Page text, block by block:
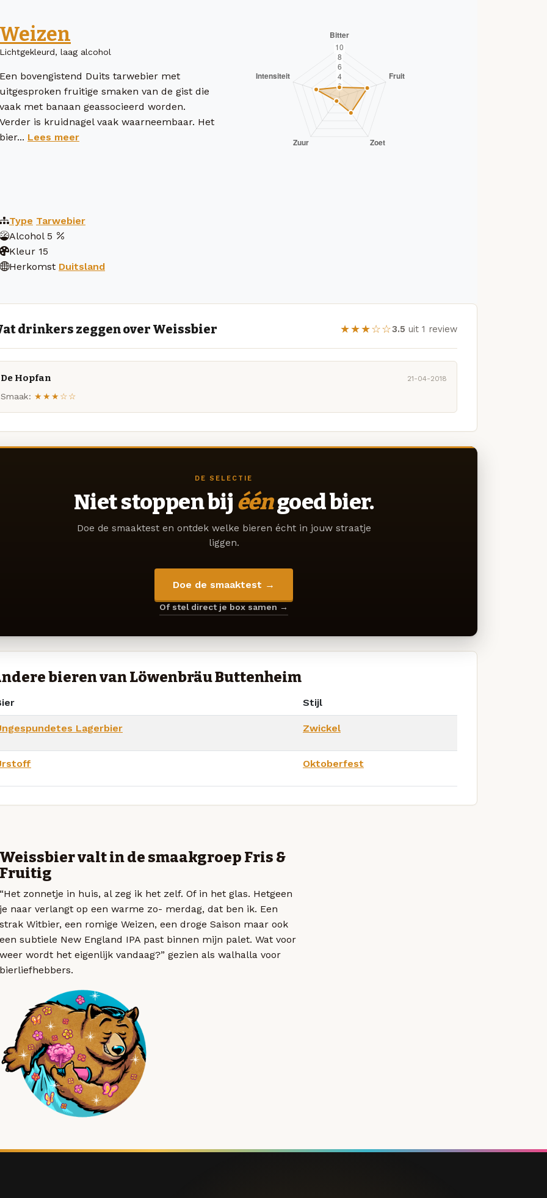
Weizen
Lichtgekleurd, laag alcohol
Een bovengistend Duits tarwebier met
uitgesproken fruitige smaken van de gist die
vaak met banaan geassocieerd worden.
Verder is kruidnagel vaak waarneembaar. Het
bier... Lees meer
Type Tarwebier
Alcohol 5
Kleur 15
Herkomst Duitsland
drinkers zeggen over Weissbier ★★★☆☆3.5 uit 1 review
De Hopfan 21-04-2018
Smaak: ★★★☆☆
DE SELECTIE
Niet stoppen bij ééngoed bier.
Doe de smaaktest en ontdek welke bieren écht in jouw straatje
liggen.
Doe de smaaktest →
Of stel direct je box samen →
bieren van Löwenbräu Buttenheim
Stijl
Lagerbier Zwickel
Oktoberfest
Weissbier valt in de smaakgroep Fris &
Fruitig
“Het zonnetje in huis, al zeg ik het zelf. Of in het glas. Hetgeen
je naar verlangt op een warme zo- merdag, dat ben ik. Een
strak Witbier, een romige Weizen, een droge Saison maar ook
een subtiele New England IPA past binnen mijn palet. Wat voor
weer wordt het eigenlijk vandaag?” gezien als walhalla voor
bierliefhebbers.